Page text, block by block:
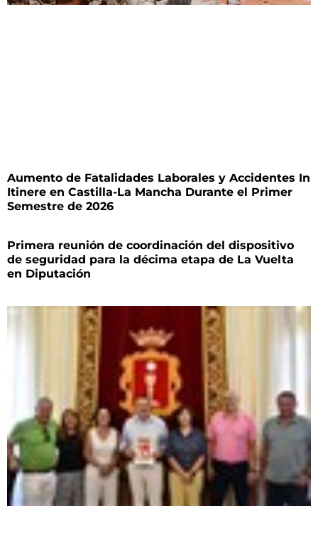
Aumento de Fatalidades Laborales y Accidentes In
Itinere en Castilla-La Mancha Durante el Primer
Semestre de 2026
Primera reunión de coordinación del dispositivo
de seguridad para la décima etapa de La Vuelta
en Diputación